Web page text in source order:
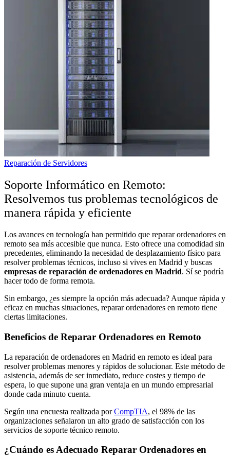
Reparación de Servidores
Soporte Informático en Remoto:
Resolvemos tus problemas tecnológicos de
manera rápida y eficiente
Los avances en tecnología han permitido que reparar ordenadores en
remoto sea más accesible que nunca. Esto ofrece una comodidad sin
precedentes, eliminando la necesidad de desplazamiento físico para
resolver problemas técnicos, incluso si vives en Madrid y buscas
empresas de reparación de ordenadores en Madrid. Sí se podría
hacer todo de forma remota.
Sin embargo, ¿es siempre la opción más adecuada? Aunque rápida y
eficaz en muchas situaciones, reparar ordenadores en remoto tiene
ciertas limitaciones.
Beneficios de Reparar Ordenadores en Remoto
La reparación de ordenadores en Madrid en remoto es ideal para
resolver problemas menores y rápidos de solucionar. Este método de
asistencia, además de ser inmediato, reduce costes y tiempo de
espera, lo que supone una gran ventaja en un mundo empresarial
donde cada minuto cuenta.
Según una encuesta realizada porCompTIA, el 98% de las
organizaciones señalaron un alto grado de satisfacción con los
servicios de soporte técnico remoto.
¿Cuándo es Adecuado Reparar Ordenadores en